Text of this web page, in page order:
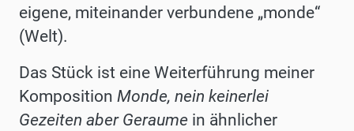
eigene, miteinander verbundene „monde“
(Welt).
Das Stück ist eine Weiterführung meiner
Komposition Monde, nein keinerlei
Gezeiten aber Geraume in ähnlicher